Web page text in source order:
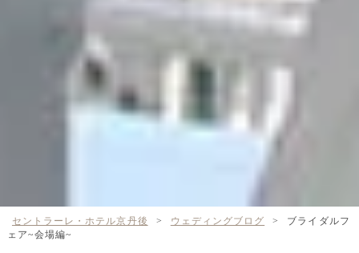
セントラーレ・ホテル京丹後 > ウェディングブログ >
ブライダルフ
ェア~会場編~